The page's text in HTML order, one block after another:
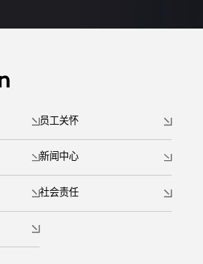
员工关怀
新闻中心
社会责任